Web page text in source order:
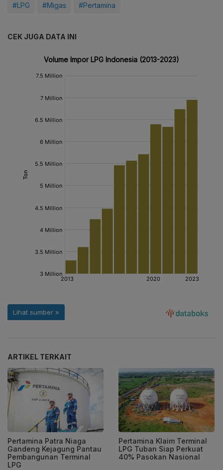
#LPG #Migas #Pertamina
CEK JUGA DATA INI
ARTIKEL TERKAIT
Pertamina Patra Niaga
Gandeng Kejagung Pantau
Pembangunan Terminal
LPG
Pertamina Klaim Terminal
LPG Tuban Siap Perkuat
40% Pasokan Nasional